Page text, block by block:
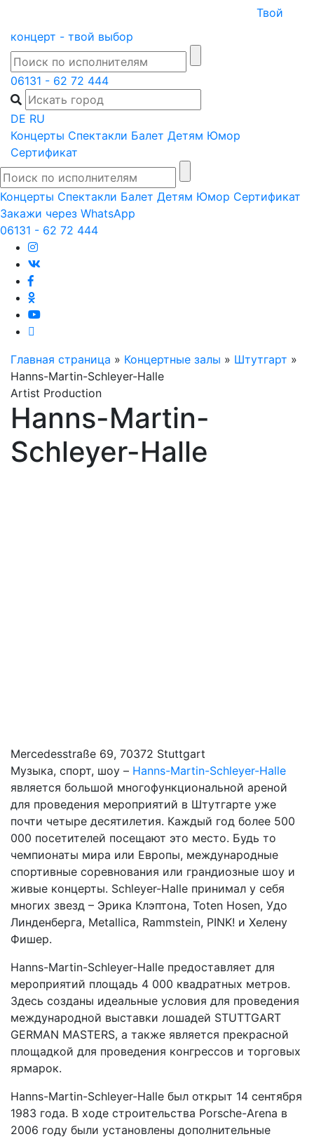
content
Твой
концерт - твой выбор
06131 - 62 72 444
DE RU
Концерты Спектакли Балет Детям Юмор
Сертификат
Концерты Спектакли Балет Детям Юмор Сертификат
Закажи через WhatsApp
06131 - 62 72 444
Главная страница » Концертные залы » Штутгарт »
Hanns-Martin-Schleyer-Halle
Artist Production
Hanns-Martin-
Schleyer-Halle
Mercedesstraße 69, 70372 Stuttgart
Музыка, спорт, шоу – Hanns-Martin-Schleyer-Halle
является большой многофункциональной ареной
для проведения мероприятий в Штутгарте уже
почти четыре десятилетия. Каждый год более 500
000 посетителей посещают это место. Будь то
чемпионаты мира или Европы, международные
спортивные соревнования или грандиозные шоу и
живые концерты. Schleyer-Halle принимал у себя
многих звезд – Эрика Клэптона, Toten Hosen, Удо
Линденберга, Metallica, Rammstein, PINK! и Хелену
Фишер.
Hanns-Martin-Schleyer-Halle предоставляет для
мероприятий площадь 4 000 квадратных метров.
Здесь созданы идеальные условия для проведения
международной выставки лошадей STUTTGART
GERMAN MASTERS, а также является прекрасной
площадкой для проведения конгрессов и торговых
ярмарок.
Hanns-Martin-Schleyer-Halle был открыт 14 сентября
1983 года. В ходе строительства Porsche-Arena в
2006 году были установлены дополнительные